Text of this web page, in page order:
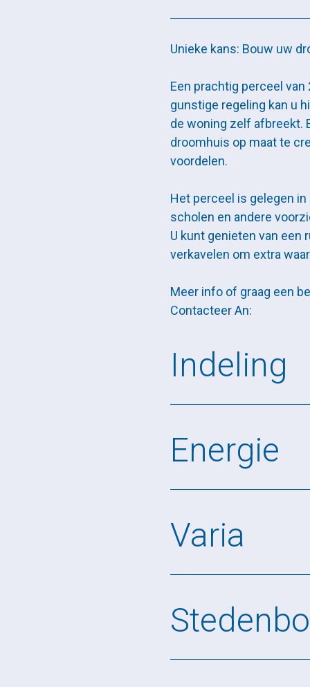
Unieke kans: Bouw uw
Een prachtig perceel
gunstige regeling kan u
de woning zelf afbreekt.
droomhuis op maat te
voordelen.
Het perceel is gelegen
scholen en andere
U kunt genieten van een
verkavelen om extra
Meer info of graag een
Contacteer An:
Indeling
Energie
Varia